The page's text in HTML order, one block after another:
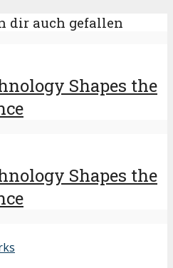
dir auch gefallen
Shapes the
Shapes the